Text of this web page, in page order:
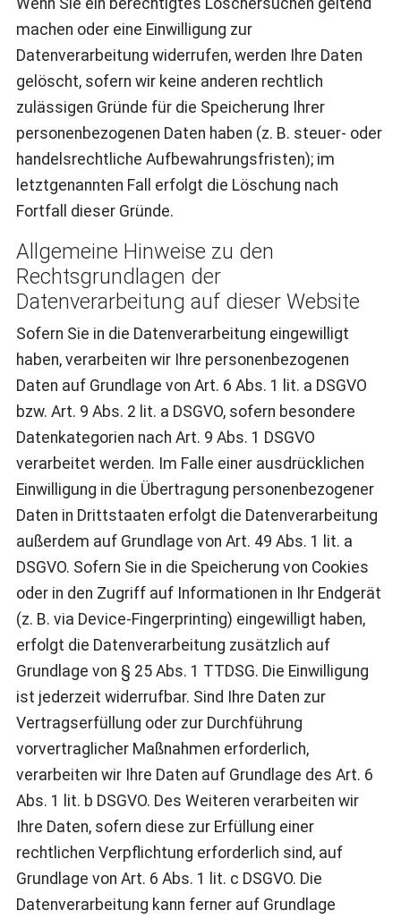
machen oder eine Einwilligung zur
Datenverarbeitung widerrufen, werden Ihre Daten
gelöscht, sofern wir keine anderen rechtlich
zulässigen Gründe für die Speicherung Ihrer
personenbezogenen Daten haben (z. B. steuer- oder
handelsrechtliche Aufbewahrungsfristen); im
letztgenannten Fall erfolgt die Löschung nach
Fortfall dieser Gründe.
Allgemeine Hinweise zu den
Rechtsgrundlagen der
Datenverarbeitung auf dieser Website
Sofern Sie in die Datenverarbeitung eingewilligt
haben, verarbeiten wir Ihre personenbezogenen
Daten auf Grundlage von Art. 6 Abs. 1 lit. a DSGVO
bzw. Art. 9 Abs. 2 lit. a DSGVO, sofern besondere
Datenkategorien nach Art. 9 Abs. 1 DSGVO
verarbeitet werden. Im Falle einer ausdrücklichen
Einwilligung in die Übertragung personenbezogener
Daten in Drittstaaten erfolgt die Datenverarbeitung
außerdem auf Grundlage von Art. 49 Abs. 1 lit. a
DSGVO. Sofern Sie in die Speicherung von Cookies
oder in den Zugriff auf Informationen in Ihr Endgerät
(z. B. via Device-Fingerprinting) eingewilligt haben,
erfolgt die Datenverarbeitung zusätzlich auf
Grundlage von § 25 Abs. 1 TTDSG. Die Einwilligung
ist jederzeit widerrufbar. Sind Ihre Daten zur
Vertragserfüllung oder zur Durchführung
vorvertraglicher Maßnahmen erforderlich,
verarbeiten wir Ihre Daten auf Grundlage des Art. 6
Abs. 1 lit. b DSGVO. Des Weiteren verarbeiten wir
Ihre Daten, sofern diese zur Erfüllung einer
rechtlichen Verpflichtung erforderlich sind, auf
Grundlage von Art. 6 Abs. 1 lit. c DSGVO. Die
Datenverarbeitung kann ferner auf Grundlage